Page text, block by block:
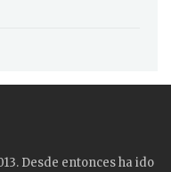
Desde entonces ha ido